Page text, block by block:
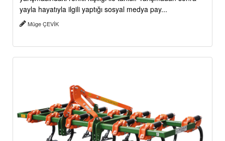
yayla hayatıyla ilgili yaptığı sosyal medya pay...
Müge ÇEVİK